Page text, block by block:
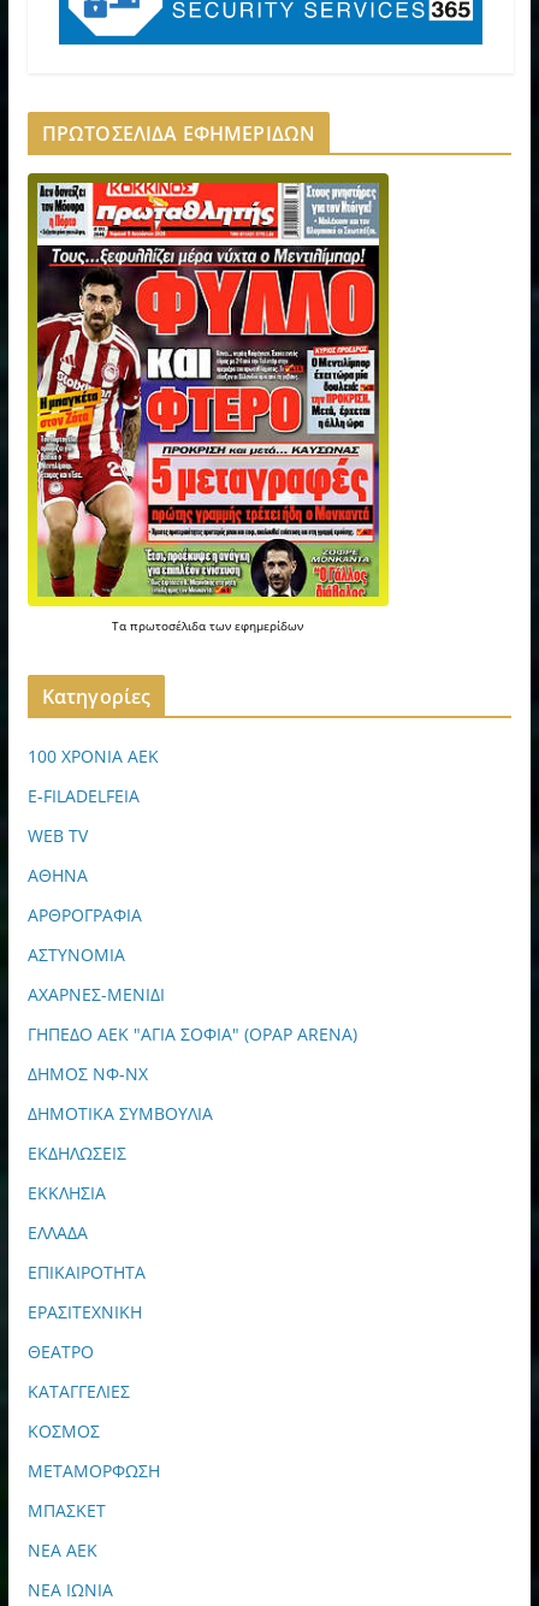
ΠΡΩΤΟΣΕΛΙΔΑ ΕΦΗΜΕΡΙΔΩΝ
Ταπρωτοσέλιδατωνεφημερίδων
Kατηγορίες
100 ΧΡΟΝΙΑ ΑΕΚ
E-FILADELFEIA
WEB TV
ΑΘΗΝΑ
ΑΡΘΡΟΓΡΑΦΙΑ
ΑΣΤΥΝΟΜΙΑ
ΑΧΑΡΝΕΣ-ΜΕΝΙΔΙ
ΓΗΠΕΔΟ ΑΕΚ "ΑΓΙΑ ΣΟΦΙΑ" (OPAP ARENA)
ΔΗΜΟΣ ΝΦ-ΝΧ
ΔΗΜΟΤΙΚΑ ΣΥΜΒΟΥΛΙΑ
ΕΚΔΗΛΩΣΕΙΣ
ΕΚΚΛΗΣΙΑ
ΕΛΛΑΔΑ
ΕΠΙΚΑΙΡΟΤΗΤΑ
ΕΡΑΣΙΤΕΧΝΙΚΗ
ΘΕΑΤΡΟ
ΚΑΤΑΓΓΕΛΙΕΣ
ΚΟΣΜΟΣ
ΜΕΤΑΜΟΡΦΩΣΗ
ΜΠΑΣΚΕΤ
ΝΕΑ ΑΕΚ
ΝΕΑ ΙΩΝΙΑ